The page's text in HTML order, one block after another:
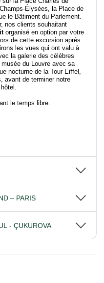
Élysées, la Place de
le Bâtiment du Parlement.
nos clients souhaitant
organisé en option par votre
de cette excursion après
les vues qui ont valu à
la galerie des célèbres
du Louvre avec sa
nocturne de la Tour Eiffel,
avant de terminer notre
le temps libre.
– PARIS
- ÇUKUROVA